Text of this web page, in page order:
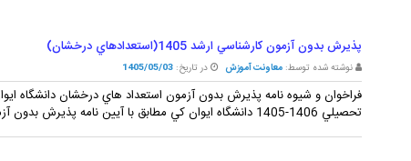
پذيرش بدون آزمون کارشناسي ارشد 1405(استعدادهاي درخشان)
نوشته شده توسط: معاونت آموزش در تاریخ: 1405/05/03
فراخوان و شيوه نامه پذيرش بدون آزمون استعداد هاي درخشان دانشگاه
تحصيلي 1406-1405 دانشگاه ايوان کي مطابق با آيين نامه پذيرش بدون آزمون استعدادهاي درخشان در دوره ...